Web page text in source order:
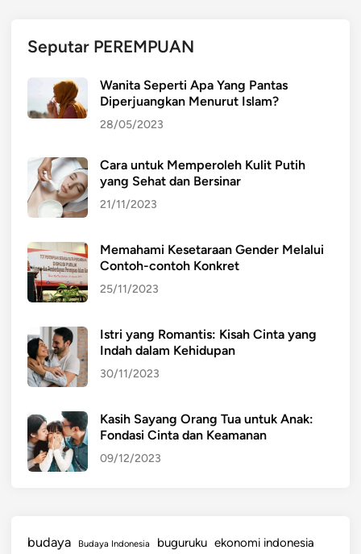
Seputar PEREMPUAN
Wanita Seperti Apa Yang Pantas
Diperjuangkan Menurut Islam?
28/05/2023
Cara untuk Memperoleh Kulit Putih
yang Sehat dan Bersinar
21/11/2023
Memahami Kesetaraan Gender Melalui
Contoh-contoh Konkret
25/11/2023
Istri yang Romantis: Kisah Cinta yang
Indah dalam Kehidupan
30/11/2023
Kasih Sayang Orang Tua untuk Anak:
Fondasi Cinta dan Keamanan
09/12/2023
budaya Budaya Indonesia buguruku ekonomi indonesia